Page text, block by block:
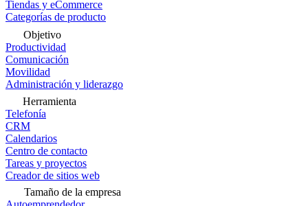
Tiendas y eCommerce
Categorías de producto
Objetivo
Productividad
Comunicación
Movilidad
Administración y liderazgo
Herramienta
Telefonía
CRM
Calendarios
Centro de contacto
Tareas y proyectos
Creador de sitios web
Tamaño de la empresa